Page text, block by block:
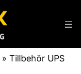
»Tillbehör UPS